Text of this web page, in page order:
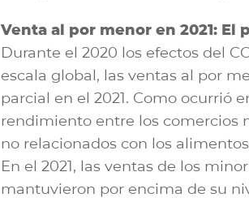
Venta al por menor en 2021: El
Durante el 2020 los efectos del
escala global, las ventas al por
parcial en el 2021. Como ocurrió
rendimiento entre los comercios
no relacionados con los
En el 2021, las ventas de los
mantuvieron por encima de su